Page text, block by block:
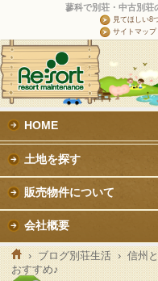
蓼科で別荘・中古別荘
見てほしい8
サイトマップ
HOME
土地を探す
販売物件について
会社概要
›ブログ別荘生活› 信州と
おすすめ♪